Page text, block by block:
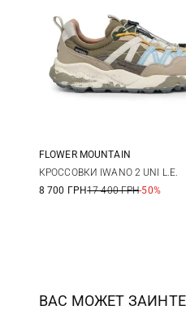
40 41 42
FLOWER MOUNTAIN
КРОССОВКИ IWANO 2 UNI L.E.
8 700 ГРН17 400 ГРН-50%
ВАС МОЖЕТ